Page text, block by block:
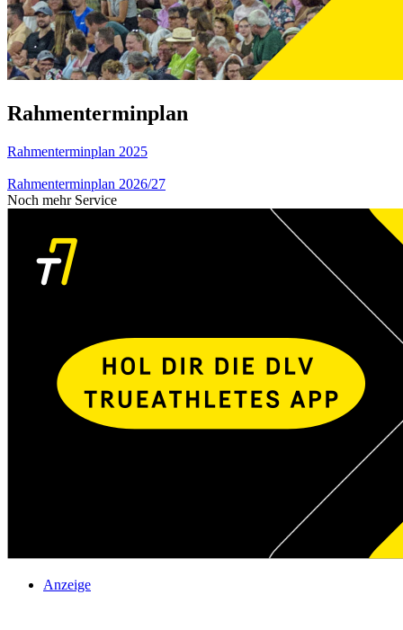
Rahmenterminplan
Rahmenterminplan 2025
Rahmenterminplan 2026/27
Noch mehr Service
Anzeige